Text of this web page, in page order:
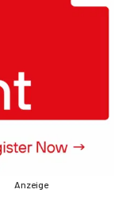
Anzeige